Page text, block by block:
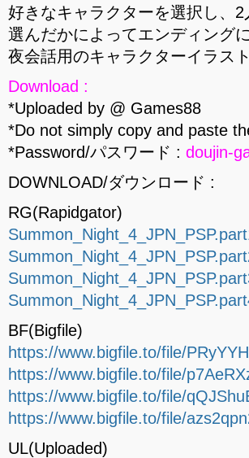
好きなキャラクターを選択し、
選んだかによってエンディング
夜会話用のキャラクターイラス
Download :
*Uploaded by @ Games88
*Do not simply copy and paste
*Password/パスワード : doujin-
DOWNLOAD/ダウンロード :
RG(Rapidgator)
BF(Bigfile)
https://www.bigfile.to/file/
https://www.bigfile.to/file/
https://www.bigfile.to/file/
https://www.bigfile.to/file/
UL(Uploaded)